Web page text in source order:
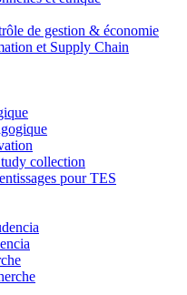
de gestion & économie
et Supply Chain
collection
pour TES